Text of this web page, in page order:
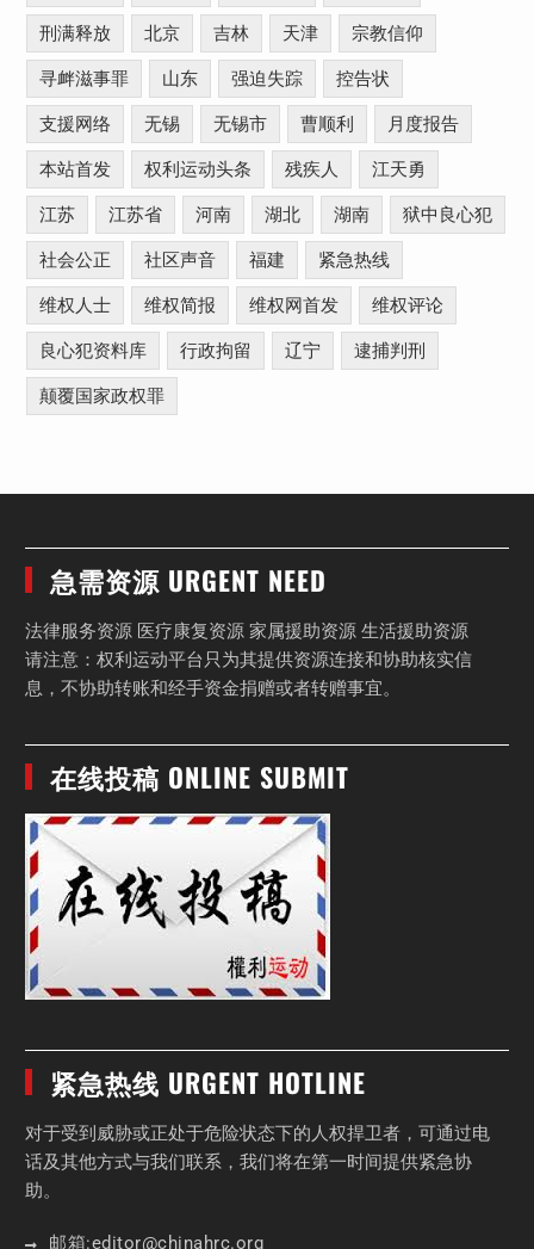
刑满释放 北京 吉林 天津 宗教信仰
寻衅滋事罪 山东 强迫失踪 控告状
支援网络 无锡 无锡市 曹顺利 月度报告
本站首发 权利运动头条 残疾人 江天勇
江苏 江苏省 河南 湖北 湖南 狱中良心犯
社会公正 社区声音 福建 紧急热线
维权人士 维权简报 维权网首发 维权评论
良心犯资料库 行政拘留 辽宁 逮捕判刑
颠覆国家政权罪
急需资源 URGENT NEED
法律服务资源 医疗康复资源 家属援助资源 生活援助资源
请注意：权利运动平台只为其提供资源连接和协助核实信
息，不协助转账和经手资金捐赠或者转赠事宜。
在线投稿 ONLINE SUBMIT
紧急热线 URGENT HOTLINE
对于受到威胁或正处于危险状态下的人权捍卫者，可通过电
话及其他方式与我们联系，我们将在第一时间提供紧急协
助。
邮箱:editor@chinahrc.org